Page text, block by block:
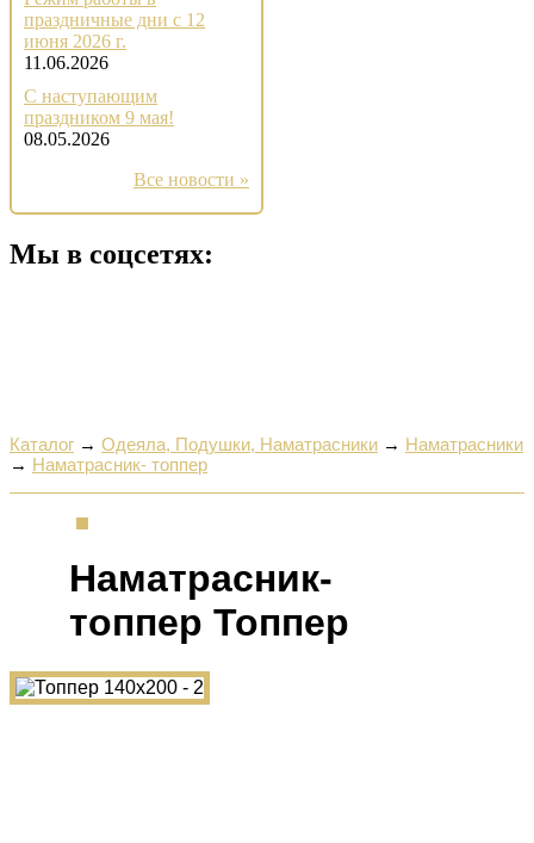
праздничные дни с 12
июня 2026 г.
11.06.2026
С наступающим
праздником 9 мая!
08.05.2026
Все новости »
Мы в соцсетях:
Каталог → Одеяла, Подушки, Наматрасники → Наматрасники
→ Наматрасник- топпер
Наматрасник-
топпер Топпер